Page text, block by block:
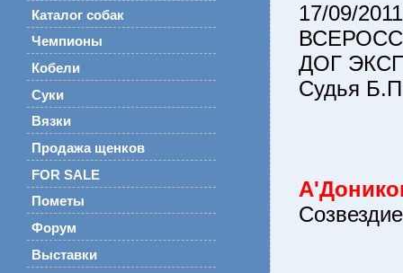
Каталог собак
Чемпионы
Кобели
Суки
Вязки
Продажа щенков
FOR SALE
Пометы
Форум
Выставки
17/09/
ДОГ
Судья